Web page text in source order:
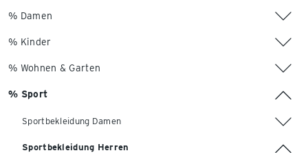
% Damen
% Kinder
% Wohnen & Garten
% Sport
Sportbekleidung Damen
Sportbekleidung Herren